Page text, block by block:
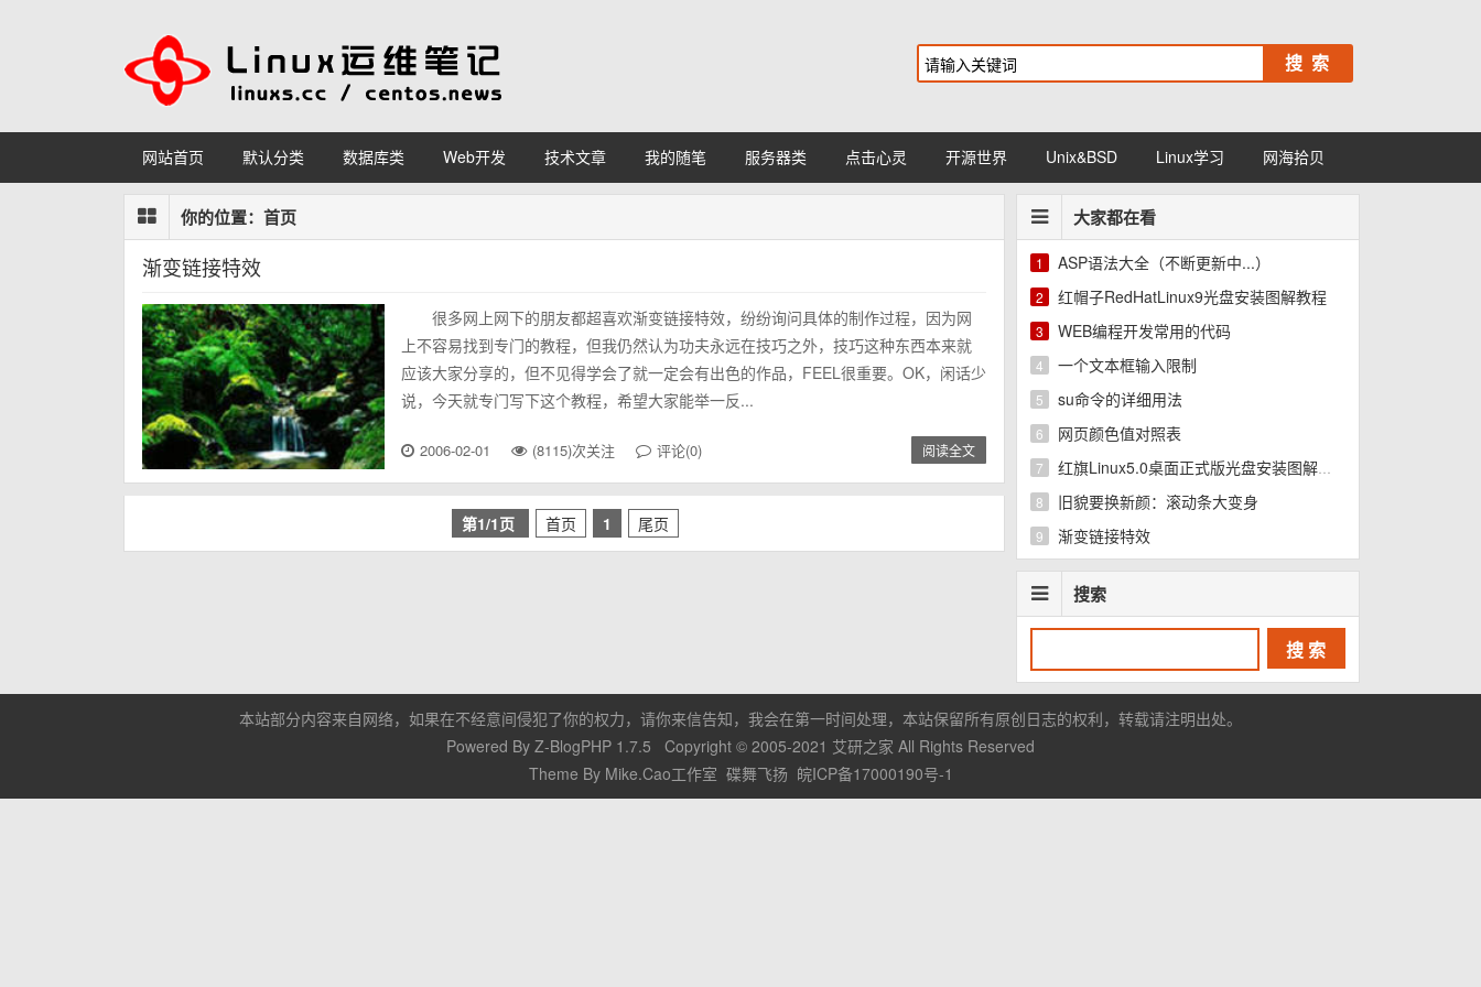
网站首页 默认分类 数据库类 Web开发 技术文章 我的随笔 服务器类 点击心灵 开源世界 Unix&BSD Linux学习 网海拾贝
你的位置： 首页
渐变链接特效
很多网上网下的朋友都超喜欢渐变链接特效，纷纷询问具体的制作过程，因为网
上不容易找到专门的教程，但我仍然认为功夫永远在技巧之外，技巧这种东西本来就
应该大家分享的，但不见得学会了就一定会有出色的作品，FEEL很重要。OK，闲话少
说，今天就专门写下这个教程，希望大家能举一反...
2006-02-01 (8115)次关注 评论(0) 阅读全文
第1/1页 首页 1 尾页
大家都在看
1 ASP语法大全（不断更新中...）
2 红帽子RedHatLinux9光盘安装图解教程
3 WEB编程开发常用的代码
4 一个文本框输入限制
5 su命令的详细用法
6 网页颜色值对照表
7 红旗Linux5.0桌面正式版光盘安装图解教程
8 旧貌要换新颜：滚动条大变身
9 渐变链接特效
搜索
本站部分内容来自网络，如果在不经意间侵犯了你的权力，请你来信告知，我会在第一时间处理，本站保留所有原创日志的权利，转载请注明出处。
Powered By Z-BlogPHP 1.7.5 Copyright © 2005-2021 艾研之家 All Rights Reserved
Theme By Mike.Cao工作室 碟舞飞扬 皖ICP备17000190号-1